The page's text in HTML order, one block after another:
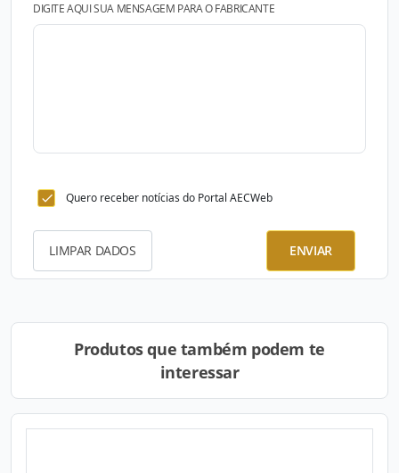
DIGITE AQUI SUA MENSAGEM PARA O FABRICANTE
Quero receber notícias do Portal AECWeb
LIMPAR DADOS ENVIAR
Produtos que também podem te
interessar